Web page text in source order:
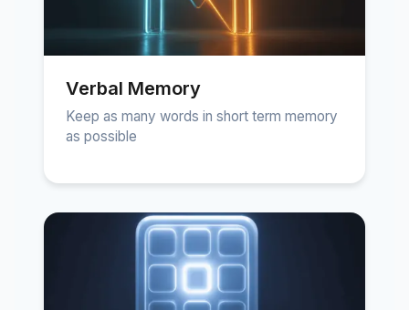
Verbal Memory
Keep as many words in short term memory
as possible